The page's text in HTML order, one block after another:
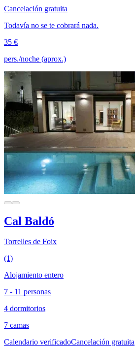
Cancelación gratuita
Todavía no se te cobrará nada.
35 €
pers./noche (aprox.)
Cal Baldó
Torrelles de Foix
(1)
Alojamiento entero
7 - 11 personas
4 dormitorios
7 camas
Calendario verificadoCancelación gratuita